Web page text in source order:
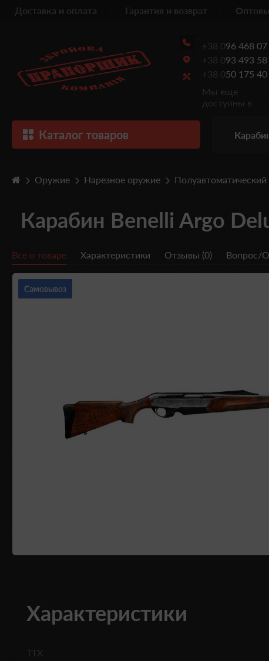
Доставка и оплата Гарантия и возврат
+38 096 468 07
+38 093 493
+38 050 175
Мы еще
доступны в
Каталог товаров
Оружие Нарезное оружие Полуавтоматический
Карабин Benelli Argo
Все о товаре Характеристики Отзывы (0) Вопрос/
Самовывоз
Характеристики
ТТХ